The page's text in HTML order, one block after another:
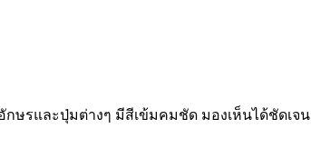
กษรและปุ่มต่างๆ มีสีเข้มคมชัด มองเห็นได้ชัดเจน